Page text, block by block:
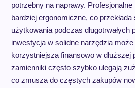
potrzebny na naprawy.
bardziej ergonomiczne, co
użytkowania podczas długotrwałych
inwestycja w solidne narzędzia
korzystniejsza finansowo w dłuższej
zamienniki często szybko ulegają
co zmusza do częstych zakupów